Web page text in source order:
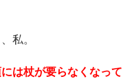
私。
は杖が要らなくなって